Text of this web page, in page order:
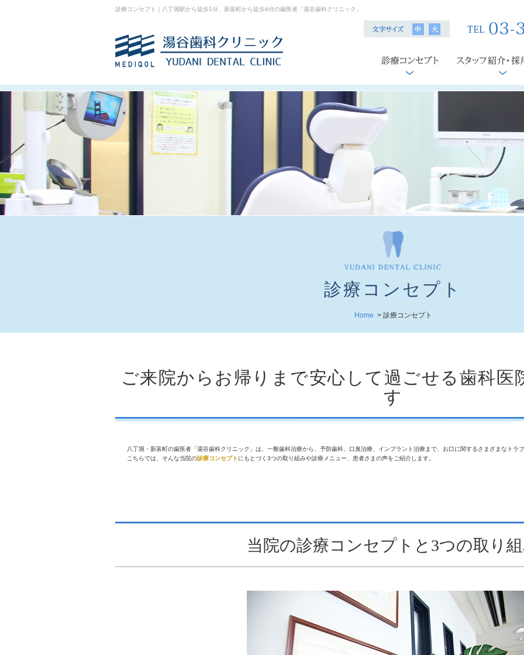
診療コンセプト｜八丁堀駅から徒歩1分、新富町から徒歩4分の歯医者「湯谷歯科クリニック」
診療コンセプト
Home > 診療コンセプト
ご来院からお帰りまで安心して過ごせる歯科医
す
八丁堀・新富町の歯医者「湯谷歯科クリニック」は、一般歯科治療から、予防歯科、口臭治療、インプラント治療まで、お口に関するさまざまなトラ
こちらでは、そんな当院の診療コンセプト にもとづく3つの取り組みや診療メニュー、患者さまの声をご紹介します。
当院の診療コンセプトと3つの取り